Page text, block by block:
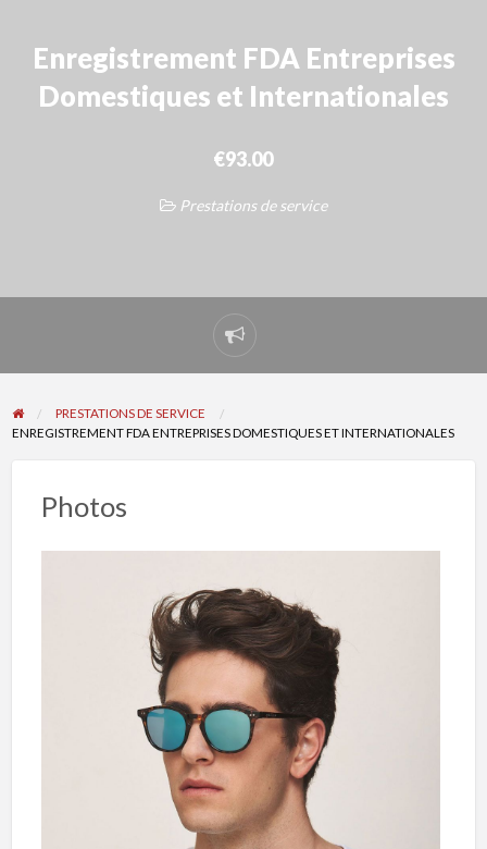
Enregistrement FDA Entreprises
Domestiques et Internationales
€93.00
Prestations de service
Signaler
un
PRESTATIONS DE SERVICE
ENREGISTREMENT FDA ENTREPRISES DOMESTIQUES ET INTERNATIONALES
Photos